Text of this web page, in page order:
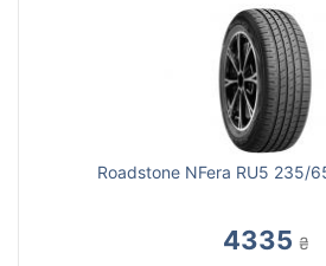
Roadstone NFera RU5 235/
4335 ₴